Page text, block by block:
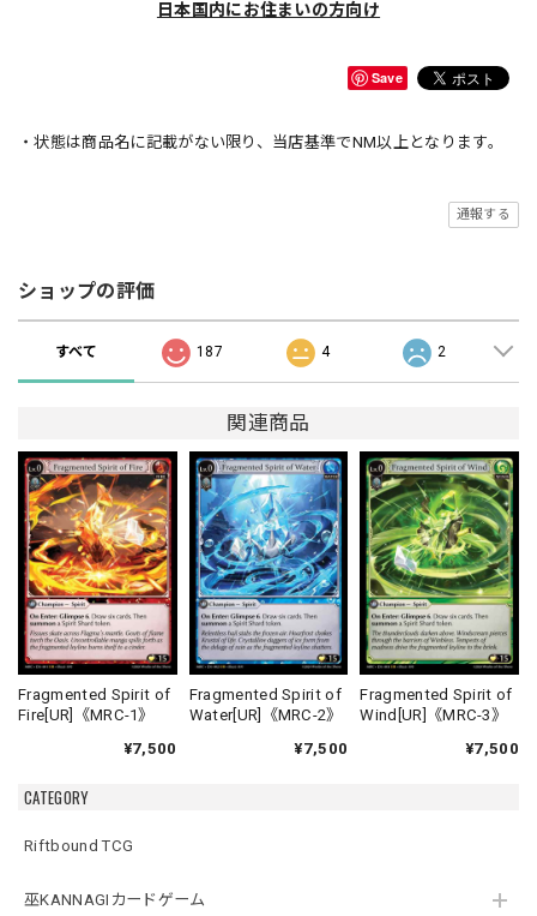
CATEGORY
Riftbound TCG
巫KANNAGIカードゲーム
日本国内にお住まいの方向け
Save
・状態は商品名に記載がない限り、当店基準でNM以上となります。
通報する
ショップの評価
すべて 187 4 2
関連商品
Fragmented Spirit of
Fire[UR]《MRC-1》
¥7,500
Fragmented Spirit of
Water[UR]《MRC-2》
¥7,500
Fragmented Spirit of
Wind[UR]《MRC-3》
¥7,500